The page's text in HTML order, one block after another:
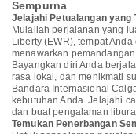
Sempurna
Jelajahi Petualangan yang
Mulailah perjalanan yang
Liberty (EWR), tempat
menawarkan
Bayangkan diri Anda
rasa lokal, dan menikmati
Bandara Internasional
kebutuhan Anda. Jelajahi
dan buat pengalaman
Temukan Penerbangan